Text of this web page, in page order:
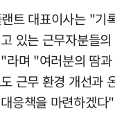
트 대표이사는 "기
있는 근무자분들
라며 "여러분의 땀
근무 환경 개선과
응책을 마련하겠다